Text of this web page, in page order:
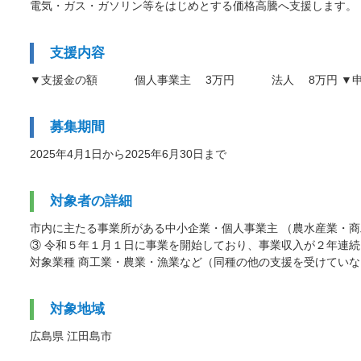
電気・ガス・ガソリン等をはじめとする価格高騰へ支援します。
支援内容
▼支援金の額 個人事業主 3万円 法人 8万円 ▼申請につい
募集期間
2025年4月1日から2025年6月30日まで
対象者の詳細
市内に主たる事業所がある中小企業・個人事業主 （農水産業
③ 令和５年１月１日に事業を開始しており、事業収入が２年連
対象業種 商工業・農業・漁業など（同種の他の支援を受けてい
対象地域
広島県 江田島市